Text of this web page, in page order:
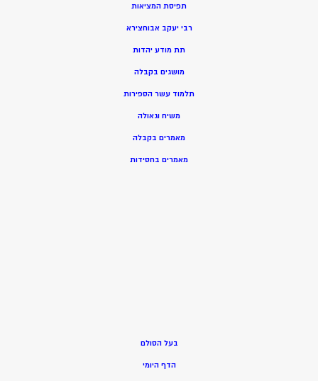
תפיסת המציאות
רבי יעקב אבוחצירא
תת מודע יהדות
מושגים בקבלה
תלמוד עשר הספירות
משיח וגאולה
מאמרים בקבלה
מאמרים בחסידות
בעל הסולם
הדף היומי